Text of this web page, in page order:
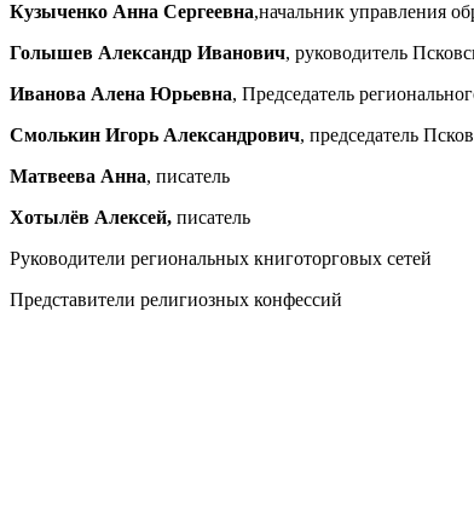
Кузыченко Анна Сергеевна,начальник управления
Голышев Александр Иванович, руководитель
Иванова Алена Юрьевна, Председатель
Смолькин Игорь Александрович, председатель
Матвеева Анна, писатель
Хотылёв Алексей, писатель
Руководители региональных книготорговых сетей
Представители религиозных конфессий